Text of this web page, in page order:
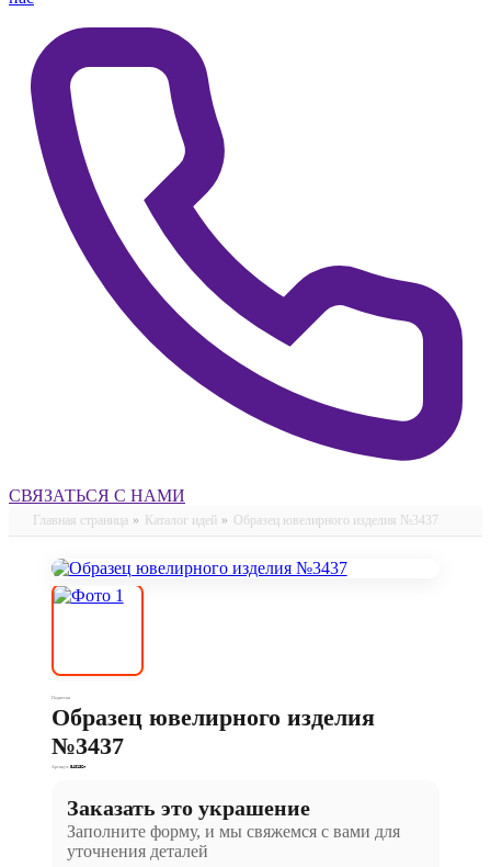
СВЯЗАТЬСЯ С НАМИ
Главная страница » Каталог идей » Образец ювелирного изделия №3437
Подвески
Образец ювелирного изделия
№3437
Артикул: 540136п
Заказать это украшение
Заполните форму, и мы свяжемся с вами для
уточнения деталей